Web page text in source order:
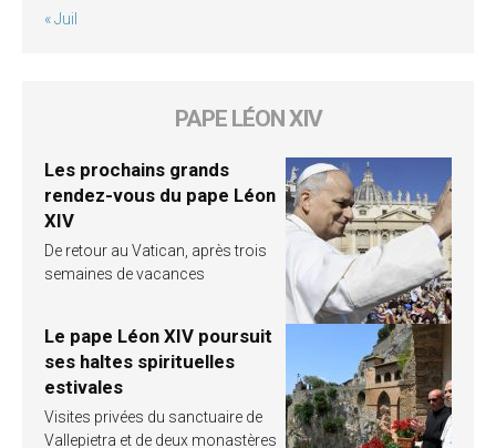
« Juil
PAPE LÉON XIV
Les prochains grands
rendez-vous du pape Léon
XIV
De retour au Vatican, après trois
semaines de vacances
Le pape Léon XIV poursuit
ses haltes spirituelles
estivales
Visites privées du sanctuaire de
Vallepietra et de deux monastères